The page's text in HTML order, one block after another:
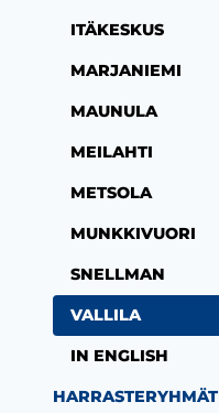
ITÄKESKUS
MARJANIEMI
MAUNULA
MEILAHTI
METSOLA
MUNKKIVUORI
SNELLMAN
VALLILA
IN ENGLISH
HARRASTERYHMÄT